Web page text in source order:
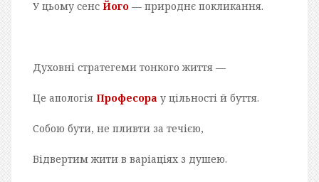
У цьому сенс Його — природнє покликання.
Духовні стратегеми тонкого життя —
Це апологія Професора у цільності й буття.
Собою бути, не пливти за течією,
Відвертим жити в варіаціях з душею.